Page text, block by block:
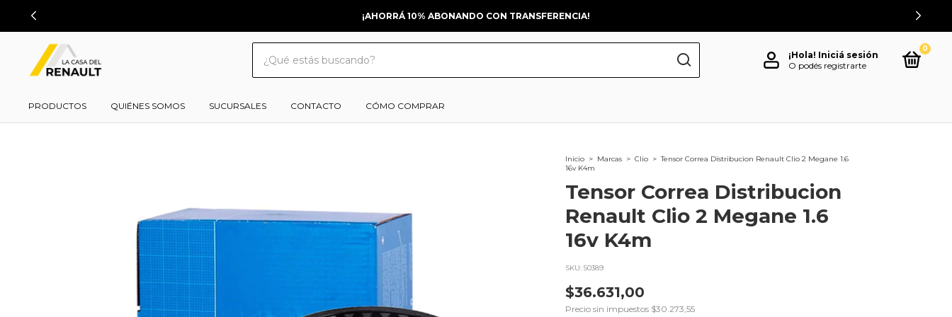
¡AHORRÁ 10% ABONANDO CON TRANSFERENCIA!
¡Hola! Iniciá sesión
O podés registrarte
0
PRODUCTOS QUIÉNES SOMOS SUCURSALES CONTACTO CÓMO COMPRAR
Inicio > Marcas > Clio > Tensor Correa Distribucion Renault Clio 2 Megane 1.6
16v K4m
Tensor Correa Distribucion
Renault Clio 2 Megane 1.6
16v K4m
SKU: 50389
$36.631,00
Precio sin impuestos $30.273,55